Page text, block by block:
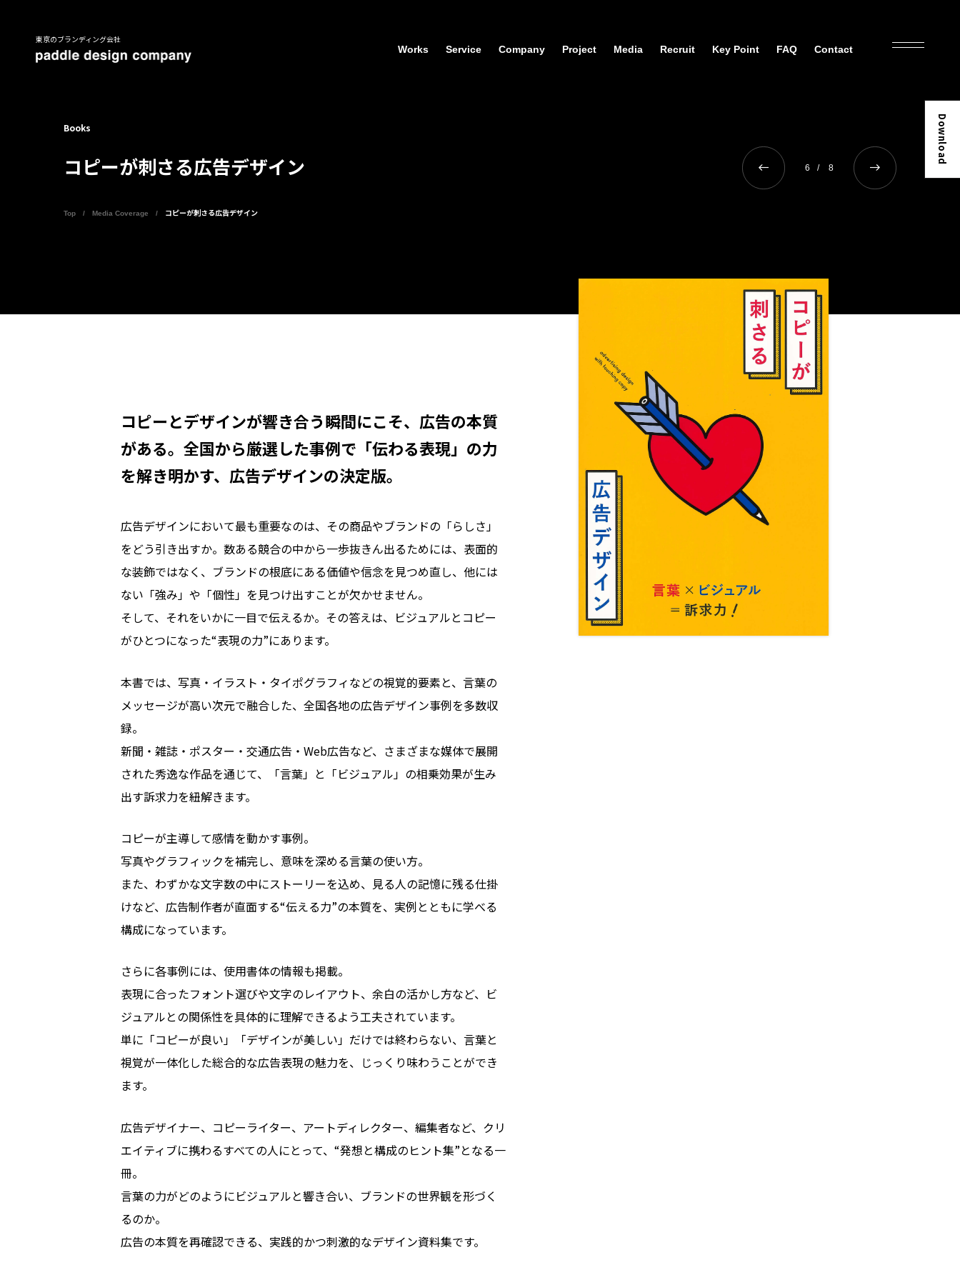
東京のブランディング会社
Works Service Company Project Media Recruit Key Point FAQ Contact
Download
Books
コピーが刺さる広告デザイン 6 8
Top Media Coverage コピーが刺さる広告デザイン
コピーとデザインが響き合う瞬間にこそ、広告の本質
がある。全国から厳選した事例で「伝わる表現」の力
を解き明かす、広告デザインの決定版。
広告デザインにおいて最も重要なのは、その商品やブランドの「らしさ」
をどう引き出すか。数ある競合の中から一歩抜きん出るためには、表面的
な装飾ではなく、ブランドの根底にある価値や信念を見つめ直し、他には
ない「強み」や「個性」を見つけ出すことが欠かせません。
そして、それをいかに一目で伝えるか。その答えは、ビジュアルとコピー
がひとつになった“表現の力”にあります。
本書では、写真・イラスト・タイポグラフィなどの視覚的要素と、言葉の
メッセージが高い次元で融合した、全国各地の広告デザイン事例を多数収
録。
新聞・雑誌・ポスター・交通広告・Web広告など、さまざまな媒体で展開
された秀逸な作品を通じて、「言葉」と「ビジュアル」の相乗効果が生み
出す訴求力を紐解きます。
コピーが主導して感情を動かす事例。
写真やグラフィックを補完し、意味を深める言葉の使い方。
また、わずかな文字数の中にストーリーを込め、見る人の記憶に残る仕掛
けなど、広告制作者が直面する“伝える力”の本質を、実例とともに学べる
構成になっています。
さらに各事例には、使用書体の情報も掲載。
表現に合ったフォント選びや文字のレイアウト、余白の活かし方など、ビ
ジュアルとの関係性を具体的に理解できるよう工夫されています。
単に「コピーが良い」「デザインが美しい」だけでは終わらない、言葉と
視覚が一体化した総合的な広告表現の魅力を、じっくり味わうことができ
ます。
広告デザイナー、コピーライター、アートディレクター、編集者など、クリ
エイティブに携わるすべての人にとって、“発想と構成のヒント集”となる一
冊。
言葉の力がどのようにビジュアルと響き合い、ブランドの世界観を形づく
るのか。
広告の本質を再確認できる、実践的かつ刺激的なデザイン資料集です。